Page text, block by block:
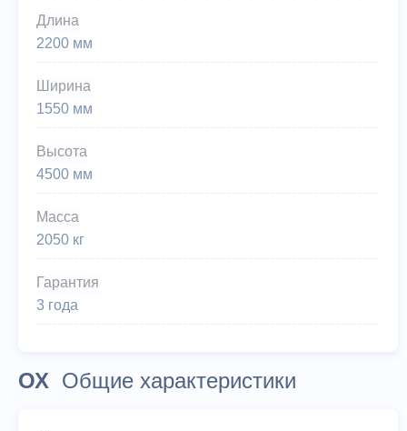
Длина
2200 мм
Ширина
1550 мм
Высота
4500 мм
Масса
2050 кг
Гарантия
3 года
ОХ Общие характеристики